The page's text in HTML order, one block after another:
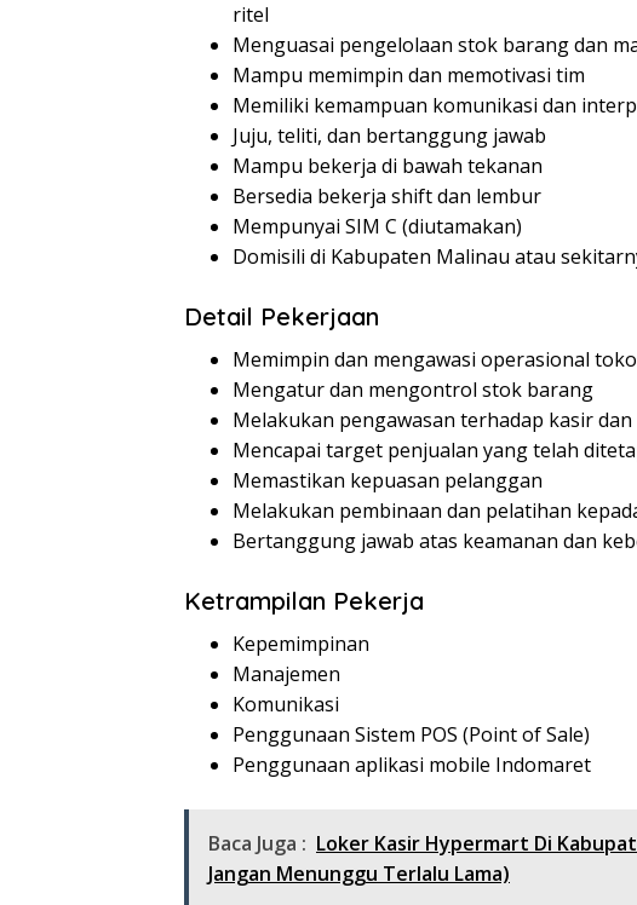
ritel
Menguasai pengelolaan stok barang dan
Mampu memimpin dan memotivasi tim
Memiliki kemampuan komunikasi dan
Juju, teliti, dan bertanggung jawab
Mampu bekerja di bawah tekanan
Bersedia bekerja shift dan lembur
Mempunyai SIM C (diutamakan)
Domisili di Kabupaten Malinau atau
Detail Pekerjaan
Memimpin dan mengawasi operasional
Mengatur dan mengontrol stok barang
Melakukan pengawasan terhadap kasir
Mencapai target penjualan yang telah
Memastikan kepuasan pelanggan
Melakukan pembinaan dan pelatihan
Bertanggung jawab atas keamanan dan
Ketrampilan Pekerja
Kepemimpinan
Manajemen
Komunikasi
Penggunaan Sistem POS (Point of Sale)
Penggunaan aplikasi mobile Indomaret
Baca Juga : Loker Kasir Hypermart Di
Jangan Menunggu Terlalu Lama)